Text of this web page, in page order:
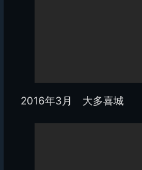
2016年3月 大多喜城